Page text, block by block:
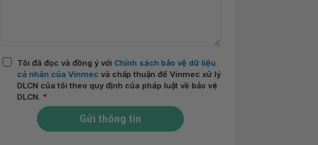
Tôi đã đọc và đồng ý với Chính sách bảo vệ dữ liệu
cá nhân của Vinmec và chấp thuận để Vinmec xử lý
DLCN của tôi theo quy định của pháp luật về bảo vệ
DLCN. *
Gửi thông tin